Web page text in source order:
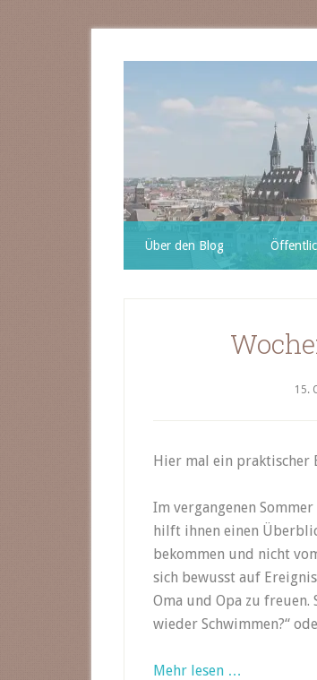
Über den Blog
15.
Hier mal ein praktischer
Im vergangenen
hilft ihnen einen
bekommen und nicht
sich bewusst auf
Oma und Opa zu freuen.
wieder Schwimmen?“
Mehr lesen …